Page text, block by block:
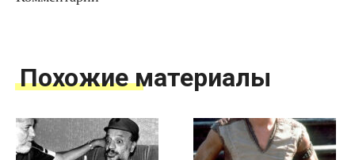
Похожие материалы